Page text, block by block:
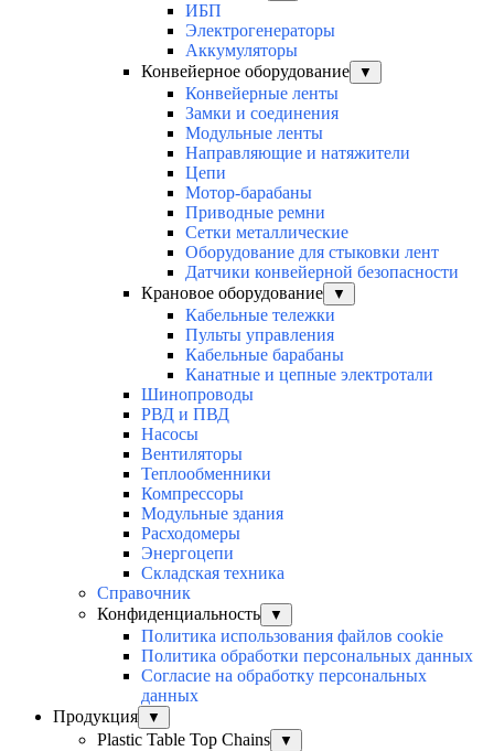
ИБП
Электрогенераторы
Аккумуляторы
Конвейерное оборудование
▼
Конвейерные ленты
Замки и соединения
Модульные ленты
Направляющие и натяжители
Цепи
Мотор-барабаны
Приводные ремни
Сетки металлические
Оборудование для стыковки лент
Датчики конвейерной безопасности
Крановое оборудование
▼
Кабельные тележки
Пульты управления
Кабельные барабаны
Канатные и цепные электротали
Шинопроводы
РВД и ПВД
Насосы
Вентиляторы
Теплообменники
Компрессоры
Модульные здания
Расходомеры
Энергоцепи
Складская техника
Справочник
Конфиденциальность
▼
Политика использования файлов cookie
Политика обработки персональных данных
Согласие на обработку персональных
данных
Продукция
▼
Plastic Table Top Chains ▼